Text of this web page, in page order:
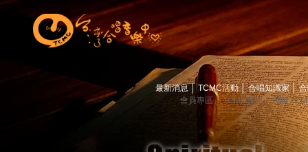
最新消息 TCMC活動│ 合唱知識家│
會員專區│ TCMC會訊│ 關於